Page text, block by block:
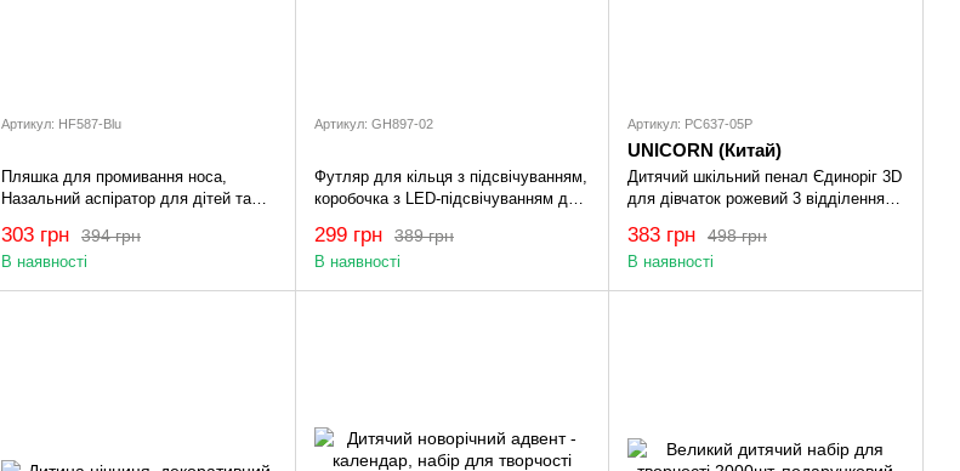
Артикул: HF587-Blu
Пляшка для промивання носа,
Назальний аспіратор для дітей та
Blu
394 грн
303 грн
В наявності
Артикул: GH897-02
Футляр для кільця з підсвічуванням,
коробочка з LED-підсвічуванням для
389 грн
299 грн
В наявності
Артикул: PC637-05P
UNICORN (Китай)
Дитячий шкільний пенал Єдиноріг 3D
для дівчаток рожевий 3 відділення
498 грн
383 грн
В наявності